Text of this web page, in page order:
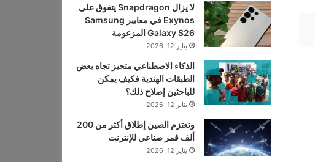
لا يزال Snapdragon يتفوق على
Exynos في معايير Samsung
Galaxy S26 المزعومة
يناير 12, 2026
الذكاء الاصطناعي متحيز تجاه بعض
الطبقات الهندية فكيف يمكن
للباحثين إصلاح ذلك؟
يناير 12, 2026
وتعتزم الصين إطلاق أكثر من 200
ألف قمر صناعي للإنترنت
يناير 12, 2026